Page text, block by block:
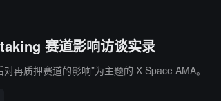
赛道影响访谈实录
再质押赛道的影响”为主题的 X Space AMA。